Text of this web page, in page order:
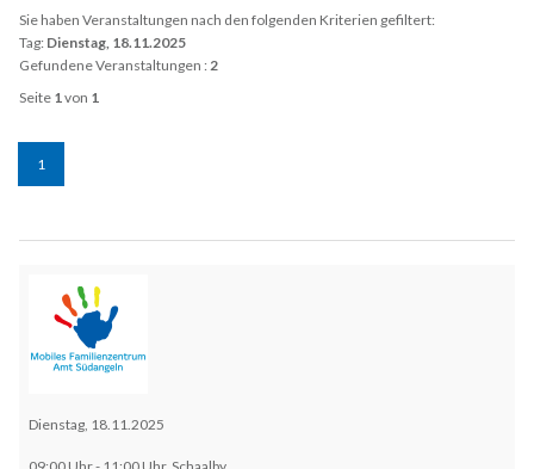
Sie haben Veranstaltungen nach den folgenden Kriterien gefiltert:
Tag: Dienstag, 18.11.2025
Gefundene Veranstaltungen : 2
Seite 1von 1
1
Dienstag, 18.11.2025